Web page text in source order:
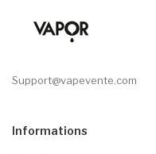
Support@vapevente.com
Informations